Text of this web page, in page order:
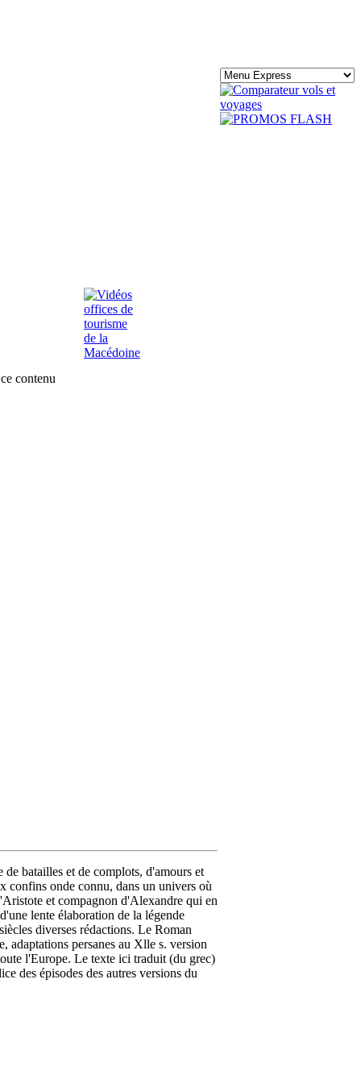
contenu
batailles et de complots, d'amours et
confins onde connu, dans un univers où
et compagnon d'Alexandre qui en
lente élaboration de la légende
diverses rédactions. Le Roman
adaptations persanes au Xlle s. version
l'Europe. Le texte ici traduit (du grec)
des épisodes des autres versions du